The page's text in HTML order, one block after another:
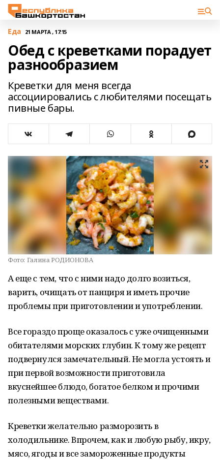
Еда 21 МАРТА , 17:15
Обед с креветками порадует
разнообразием
Креветки для меня всегда
ассоциировались с любителями посещать
пивные бары.
Фото: Галина РОДИОНОВА
А еще с тем, что с ними надо долго возиться,
варить, очищать от панциря и иметь прочие
проблемы при приготовлении и употреблении.
Все гораздо проще оказалось с уже очищенными
обитателями морских глубин. К тому же рецепт
подвернулся замечательный. Не могла устоять и
при первой возможности приготовила
вкуснейшее блюдо, богатое белком и прочими
полезными веществами.
Креветки желательно разморозить в
холодильнике. Впрочем, как и любую рыбу, икру,
мясо, ягоды и все замороженные продукты